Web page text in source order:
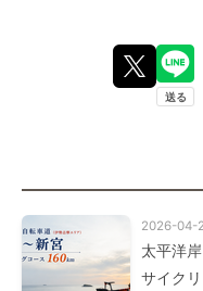
2026-04-
太平洋
サイク